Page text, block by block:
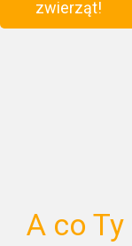
zwierząt!
A co